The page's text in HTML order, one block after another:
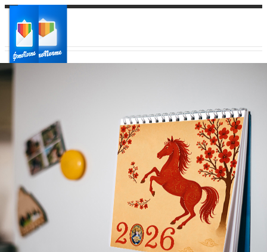
Ваш регион доставки
Выберите из списка: